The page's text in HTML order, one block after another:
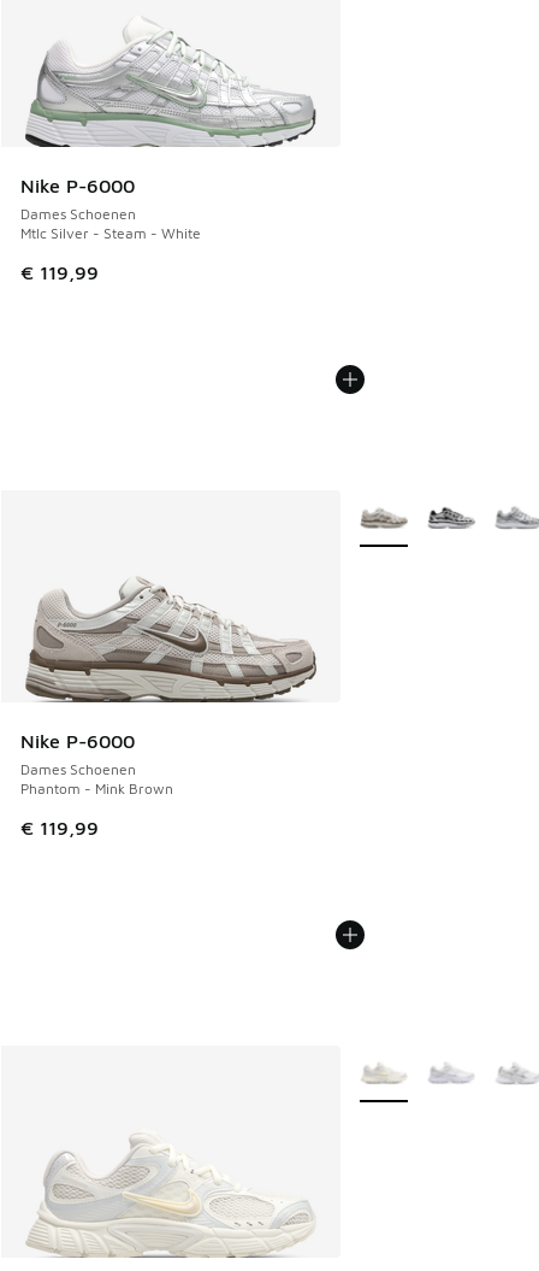
Nike P-6000
Dames Schoenen
Mtlc Silver - Steam - White
€ 119,99
Nike P-6000
Dames Schoenen
Phantom - Mink Brown
€ 119,99
Meer kleuren
Meer kleuren